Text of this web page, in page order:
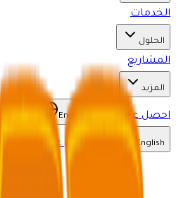
الخدمات
الحلول
المشاريع
المزيد
احصل على عرض English
English احصل على عرض